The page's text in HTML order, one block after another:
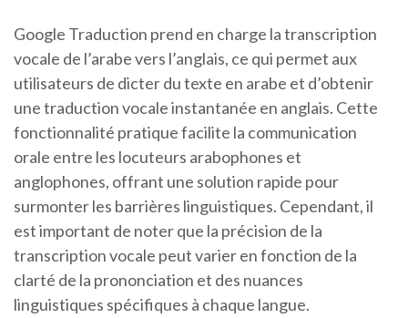
Google Traduction prend en charge la transcription
vocale de l’arabe vers l’anglais, ce qui permet aux
utilisateurs de dicter du texte en arabe et d’obtenir
une traduction vocale instantanée en anglais. Cette
fonctionnalité pratique facilite la communication
orale entre les locuteurs arabophones et
anglophones, offrant une solution rapide pour
surmonter les barrières linguistiques. Cependant, il
est important de noter que la précision de la
transcription vocale peut varier en fonction de la
clarté de la prononciation et des nuances
linguistiques spécifiques à chaque langue.